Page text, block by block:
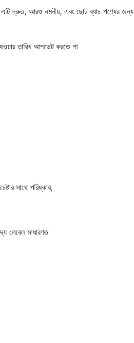
এটি দ্রুত, আরও নমনীয়, এবং ছোট ব্যাচ পণ্যের
তারিখ আপডেট করতে পা
সাথে পরিষ্কার,
লেবেল সাধারণত